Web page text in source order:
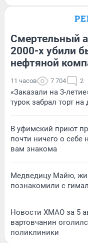
Смертельный
2000-х убили
нефтяной
11 часов 7 704 2
«Заказали на 3-
турок забрал торт
В уфимский приют
почти ничего о себе
вам знакома
Медведицу Майю,
познакомили с
Новости ХМАО за 5
вартовчанин
поликлиники